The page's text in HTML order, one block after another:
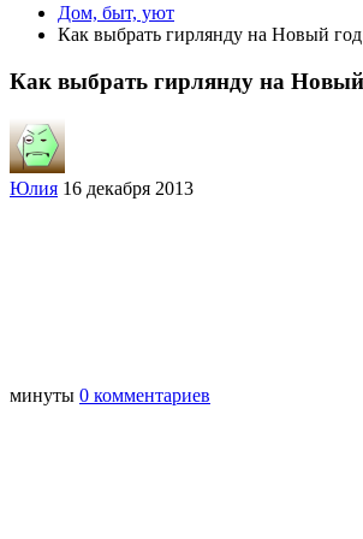
Дом, быт, уют
Как выбрать гирлянду на Новый год
Как выбрать гирлянду на Новый
Юлия 16 декабря 2013
минуты 0 комментариев